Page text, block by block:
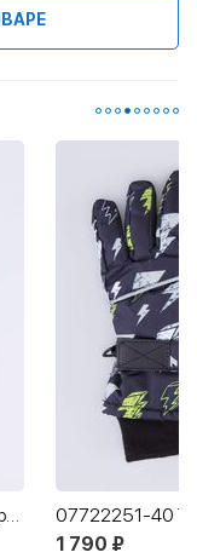
07721214-41 Перчатки из шерсти мериноса синий
1 790 ₽